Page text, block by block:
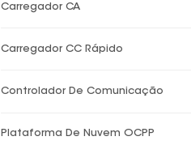
Carregador CA
Carregador CC Rápido
Controlador De Comunicação
Plataforma De Nuvem OCPP